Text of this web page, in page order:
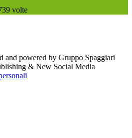
volte
and powered by Gruppo Spaggiari
& New Social Media